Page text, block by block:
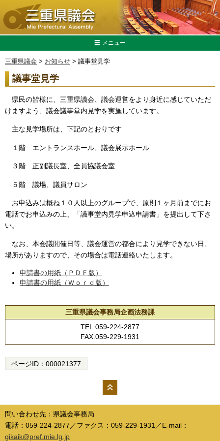
メニュー
三重県議会 > お知らせ > 議事堂見学
議事堂見学
県民の皆様に、三重県議会、議会運営をより身近に感じていただ
けますよう、議会議事堂内見学を実施しています。
主な見学場所は、下記のとおりです
１階 エントランスホール、議会展示ホール
３階 正副議長室、全員協議会室
５階 議場、議員サロン
お申込みは概ね１０人以上のグループで、原則１ヶ月前までにお
電話でお申込みの上、「議事堂内見学申込申請書」を提出して下さ
い。
なお、本会議開催日等、議会運営の都合により見学できない日、
場所がありますので、その場合は電話連絡いたします。
申請書の用紙（ＰＤＦ版）
申請書の用紙（Ｗｏｒｄ版）
三重県議会事務局企画法務課
TEL:059-224-2877
FAX:059-229-1931
ページID： 000021377
先頭
問い合わせ先：県議会事務局
電話：059-224-2877／ファクス：059-229-1931／E-mail：
gikaik@pref.mie.lg.jp